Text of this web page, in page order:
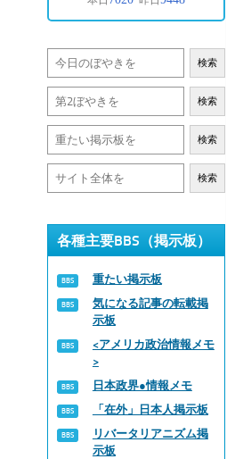
検索
検索
検索
検索
各種主要BBS（掲示板）
重たい掲示板
気になる記事の転載掲
示板
<アメリカ政治情報メモ
>
日本政界●情報メモ
「在外」日本人掲示板
リバータリアニズム掲
示板